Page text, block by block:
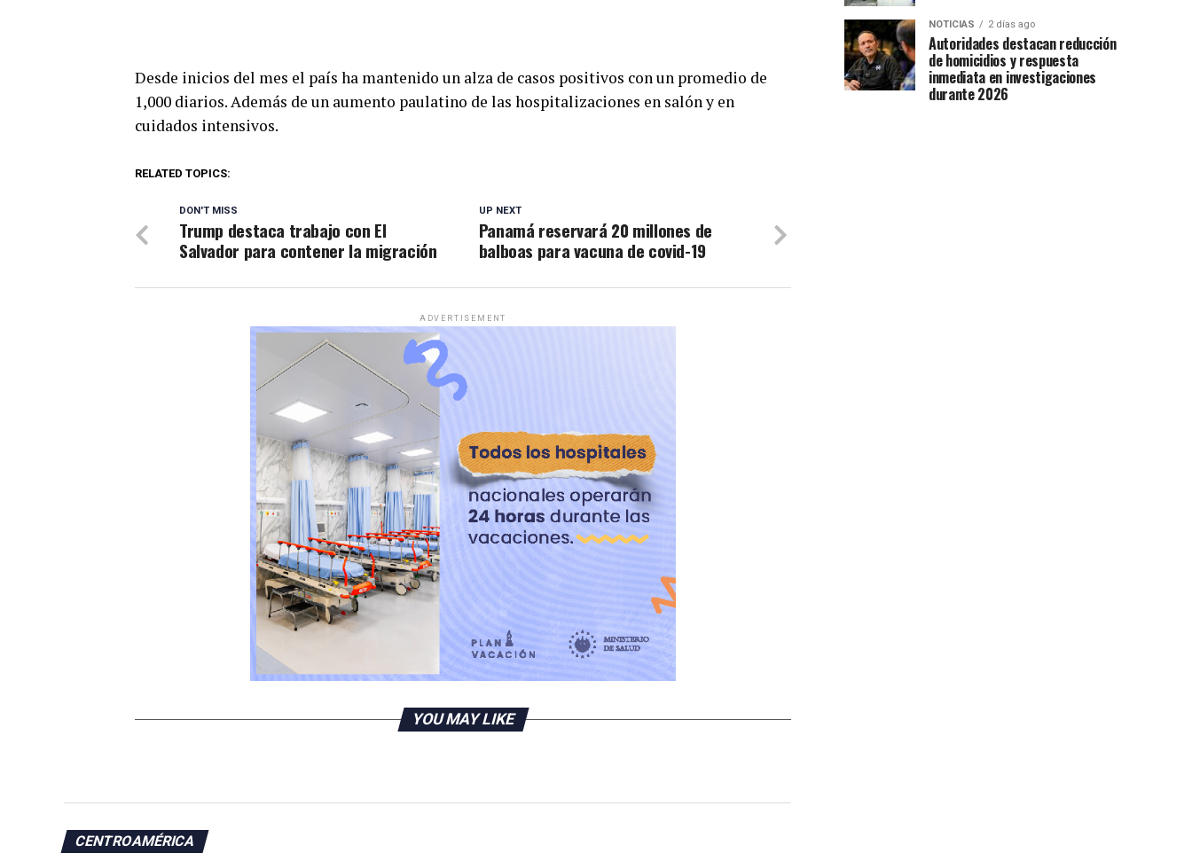
Desde inicios del mes el país ha mantenido un alza de casos positivos con un promedio de
1,000 diarios. Además de un aumento paulatino de las hospitalizaciones en salón y en
cuidados intensivos.
RELATED TOPICS:
UP NEXT
Panamá reservará 20 millones de
balboas para vacuna de covid-19
DON'T MISS
Trump destaca trabajo con El
Salvador para contener la migración
ADVERTISEMENT
YOU MAY LIKE
CENTROAMÉRICA
NOTICIAS 2 días ago
Autoridades destacan reducción
de homicidios y respuesta
inmediata en investigaciones
durante 2026